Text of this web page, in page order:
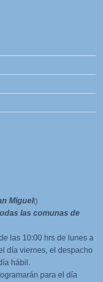
Miguel()
las comunas de
las 10:00 hrs de lunes a
día viernes, el despacho
hábil.
para el día